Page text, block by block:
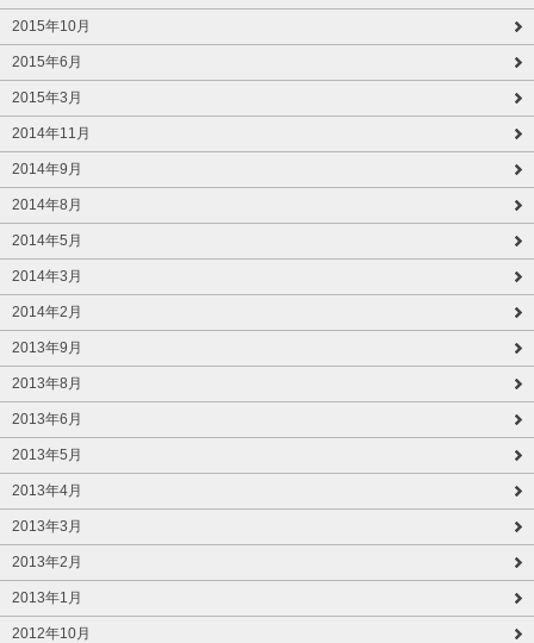
2015年10月
2015年6月
2015年3月
2014年11月
2014年9月
2014年8月
2014年5月
2014年3月
2014年2月
2013年9月
2013年8月
2013年6月
2013年5月
2013年4月
2013年3月
2013年2月
2013年1月
2012年10月